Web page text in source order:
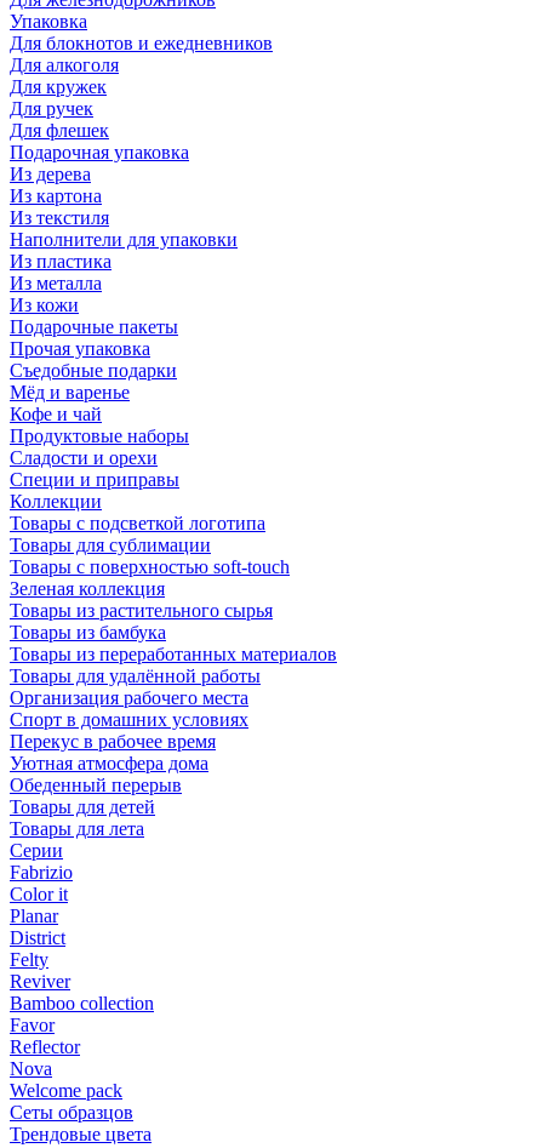
Упаковка
Для блокнотов и ежедневников
Для алкоголя
Для кружек
Для ручек
Для флешек
Подарочная упаковка
Из дерева
Из картона
Из текстиля
Наполнители для упаковки
Из пластика
Из металла
Из кожи
Подарочные пакеты
Прочая упаковка
Съедобные подарки
Мёд и варенье
Кофе и чай
Продуктовые наборы
Сладости и орехи
Специи и приправы
Коллекции
Товары с подсветкой логотипа
Товары для сублимации
Товары с поверхностью soft-touch
Зеленая коллекция
Товары из растительного сырья
Товары из бамбука
Товары из переработанных материалов
Товары для удалённой работы
Организация рабочего места
Спорт в домашних условиях
Перекус в рабочее время
Уютная атмосфера дома
Обеденный перерыв
Товары для детей
Товары для лета
Серии
Fabrizio
Color it
Planar
District
Felty
Reviver
Bamboo collection
Favor
Reflector
Nova
Welcome pack
Сеты образцов
Трендовые цвета